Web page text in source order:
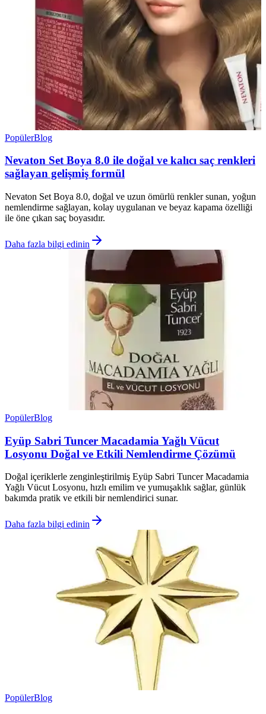
PopülerBlog
Nevaton Set Boya 8.0 ile doğal ve kalıcı saç renkleri
sağlayan gelişmiş formül
Nevaton Set Boya 8.0, doğal ve uzun ömürlü renkler sunan, yoğun
nemlendirme sağlayan, kolay uygulanan ve beyaz kapama özelliği
ile öne çıkan saç boyasıdır.
Daha fazla bilgi edinin
PopülerBlog
Eyüp Sabri Tuncer Macadamia Yağlı Vücut
Losyonu Doğal ve Etkili Nemlendirme Çözümü
Doğal içeriklerle zenginleştirilmiş Eyüp Sabri Tuncer Macadamia
Yağlı Vücut Losyonu, hızlı emilim ve yumuşaklık sağlar, günlük
bakımda pratik ve etkili bir nemlendirici sunar.
Daha fazla bilgi edinin
PopülerBlog